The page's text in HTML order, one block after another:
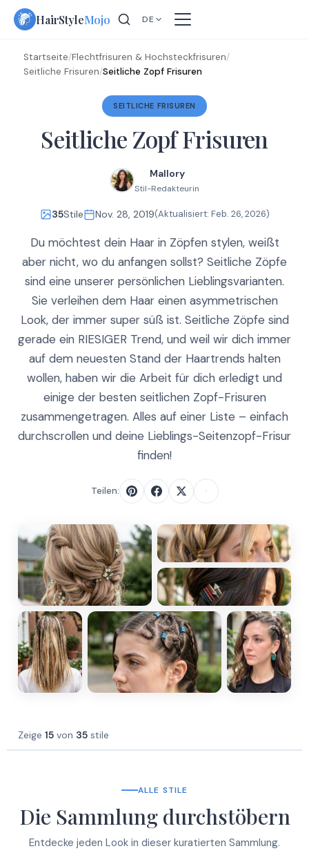
Skip
HairStyleMojo DE
Startseite/Flechtfrisuren & Hochsteckfrisuren/
Seitliche Frisuren/Seitliche Zopf Frisuren
SEITLICHE FRISUREN
Seitliche Zopf Frisuren
Mallory
Stil-Redakteurin
35Stile Nov. 28, 2019(Aktualisiert: Feb. 26, 2026)
Du möchtest dein Haar in Zöpfen stylen, weißt
aber nicht, wo du anfangen sollst? Seitliche Zöpfe
sind eine unserer persönlichen Lieblingsvarianten.
Sie verleihen dem Haar einen asymmetrischen
Look, der immer super süß ist. Seitliche Zöpfe sind
gerade ein RIESIGER Trend, und weil wir dich immer
auf dem neuesten Stand der Haartrends halten
wollen, haben wir die Arbeit für dich erledigt und
einige der besten seitlichen Zopf-Frisuren
zusammengetragen. Alles auf einer Liste – einfach
durchscrollen und deine Lieblings-Seitenzopf-Frisur
finden!
Teilen:
Zeige 15 von 35 stile
ALLE STILE
Die Sammlung durchstöbern
Entdecke jeden Look in dieser kuratierten Sammlung.